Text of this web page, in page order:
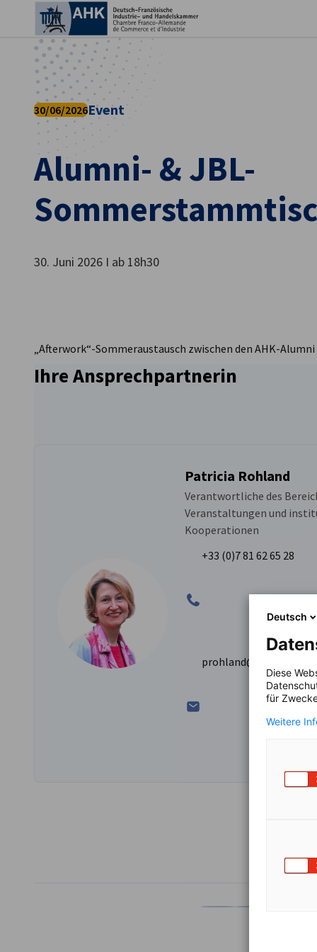
France
Alumni- & JBL-
30/06/2026Event
30. Juni 2026 I ab 18h30
„Afterwork“-Sommeraustausch zwischen den AHK-
Ihre Ansprechpartnerin
Patricia Rohland
Verantwortliche des
Veranstaltungen und
Kooperationen
+33 (0)7 81 62 65 28
Deutsch
Diese
für
Weitere